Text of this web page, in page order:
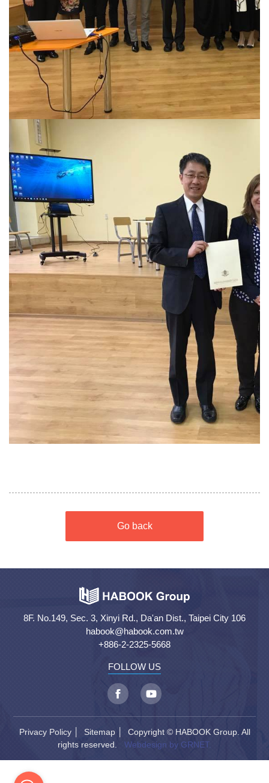
Go back
8F. No.149, Sec. 3, Xinyi Rd., Da'an Dist., Taipei City 106
habook@habook.com.tw
+886-2-2325-5668
FOLLOW US
Privacy Policy│ Sitemap│ Copyright © HABOOK Group. All
rights reserved. Webdesign by GRNET.